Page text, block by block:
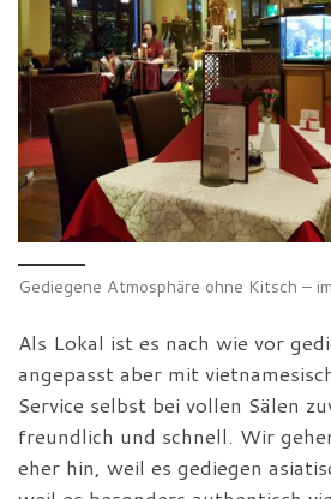
Gediegene Atmosphäre ohne Kitsch –
Als Lokal ist es nach wie vor
angepasst aber mit
Service selbst bei vollen Sälen
freundlich und schnell. Wir
eher hin, weil es gediegen